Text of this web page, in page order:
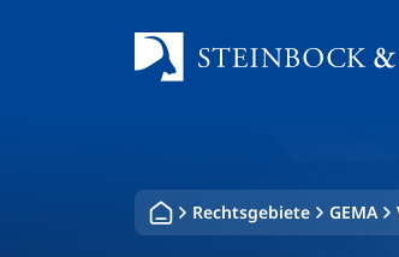
Rechtsgebiete GEMA